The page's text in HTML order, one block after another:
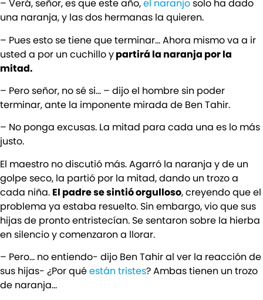
– Verá, señor, es que este año,el naranjosolo ha dado
una naranja, y las dos hermanas la quieren.
– Pues esto se tiene que terminar… Ahora mismo va a ir
usted a por un cuchillo ypartirá la naranja por la
mitad.
– Pero señor, no sé si… – dijo el hombre sin poder
terminar, ante la imponente mirada de Ben Tahir.
– No ponga excusas. La mitad para cada una es lo más
justo.
El maestro no discutió más. Agarró la naranja y de un
golpe seco, la partió por la mitad, dando un trozo a
cada niña. El padre se sintió orgulloso, creyendo que el
problema ya estaba resuelto. Sin embargo, vio que sus
hijas de pronto entristecían. Se sentaron sobre la hierba
en silencio y comenzaron a llorar.
– Pero… no entiendo- dijo Ben Tahir al ver la reacción de
sus hijas- ¿Por quéestán tristes? Ambas tienen un trozo
de naranja…